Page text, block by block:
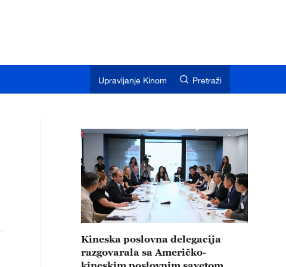
Upravljanje Kinom Pretraži
Kineska poslovna delegacija
razgovarala sa Američko-